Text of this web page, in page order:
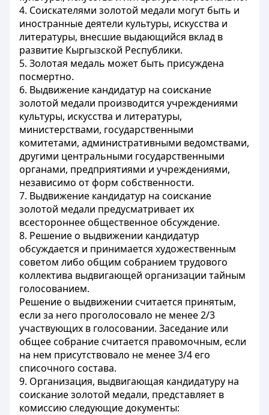
4. Соискателями золотой медали могут быть и
иностранные деятели культуры, искусства и
литературы, внесшие выдающийся вклад в
развитие Кыргызской Республики.
5. Золотая медаль может быть присуждена
посмертно.
6. Выдвижение кандидатур на соискание
золотой медали производится учреждениями
культуры, искусства и литературы,
министерствами, государственными
комитетами, административными ведомствами,
другими центральными государственными
органами, предприятиями и учреждениями,
независимо от форм собственности.
7. Выдвижение кандидатур на соискание
золотой медали предусматривает их
всестороннее общественное обсуждение.
8. Решение о выдвижении кандидатур
обсуждается и принимается художественным
советом либо общим собранием трудового
коллектива выдвигающей организации тайным
голосованием.
Решение о выдвижении считается принятым,
если за него проголосовало не менее 2/3
участвующих в голосовании. Заседание или
общее собрание считается правомочным, если
на нем присутствовало не менее 3/4 его
списочного состава.
9. Организация, выдвигающая кандидатуру на
соискание золотой медали, представляет в
комиссию следующие документы: